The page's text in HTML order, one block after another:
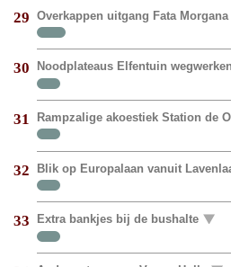
29 Overkappen uitgang Fata Morgana
30 Noodplateaus Elfentuin wegwerken
31 Rampzalige akoestiek Station de
32 Blik op Europalaan vanuit
33 Extra bankjes bij de bushalte